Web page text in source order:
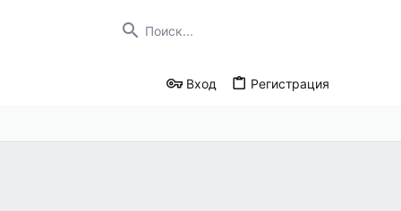
Вход Регистрация